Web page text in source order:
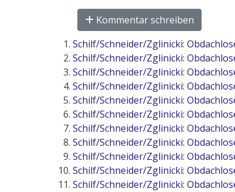
Kommentar schreiben
Schilf/Schneider/Zglinicki:
Schilf/Schneider/Zglinicki:
Schilf/Schneider/Zglinicki:
Schilf/Schneider/Zglinicki:
Schilf/Schneider/Zglinicki:
Schilf/Schneider/Zglinicki:
Schilf/Schneider/Zglinicki:
Schilf/Schneider/Zglinicki:
Schilf/Schneider/Zglinicki:
Schilf/Schneider/Zglinicki:
Schilf/Schneider/Zglinicki: